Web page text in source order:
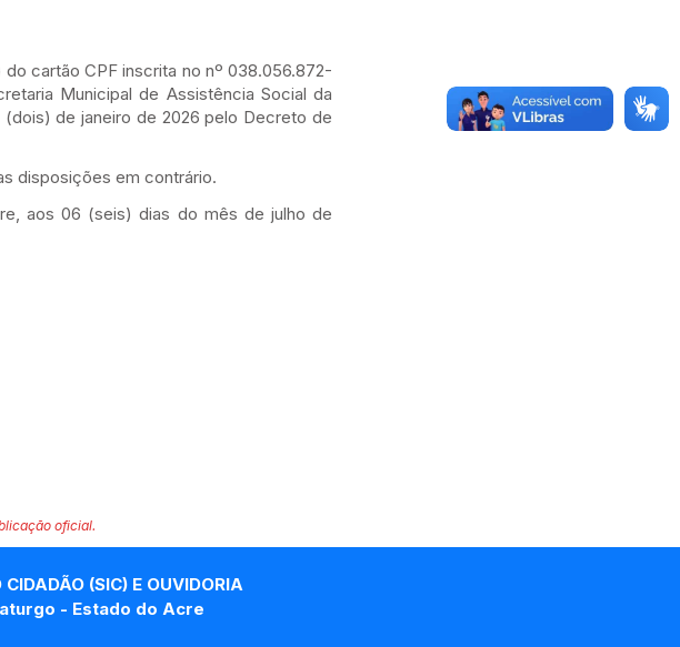
do cartão CPF inscrita no nº 038.056.872-
Municipal de Assistência Social da
de janeiro de 2026 pelo Decreto de
disposições em contrário.
aos 06 (seis) dias do mês de julho de
oficial.
(SIC) E OUVIDORIA
- Estado do Acre